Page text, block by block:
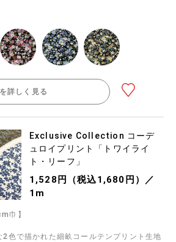
詳しく見る
Exclusive Collection コーデ
ュロイプリント「トワイライ
ト・リーフ」
1,528円（税込1,680円）／
1m
巾】
色で描かれた細畝コールテンプリント生地